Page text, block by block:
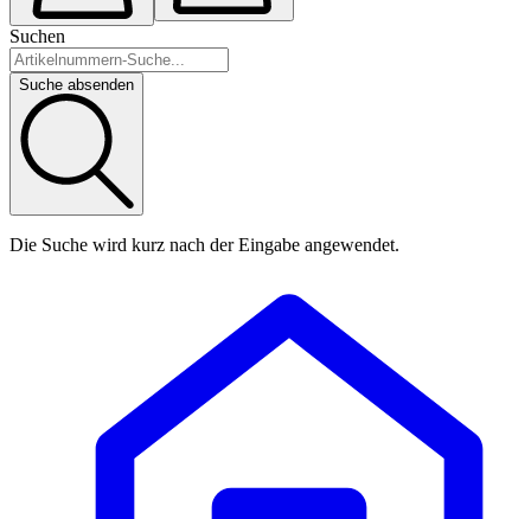
Suchen
Suche absenden
Die Suche wird kurz nach der Eingabe angewendet.